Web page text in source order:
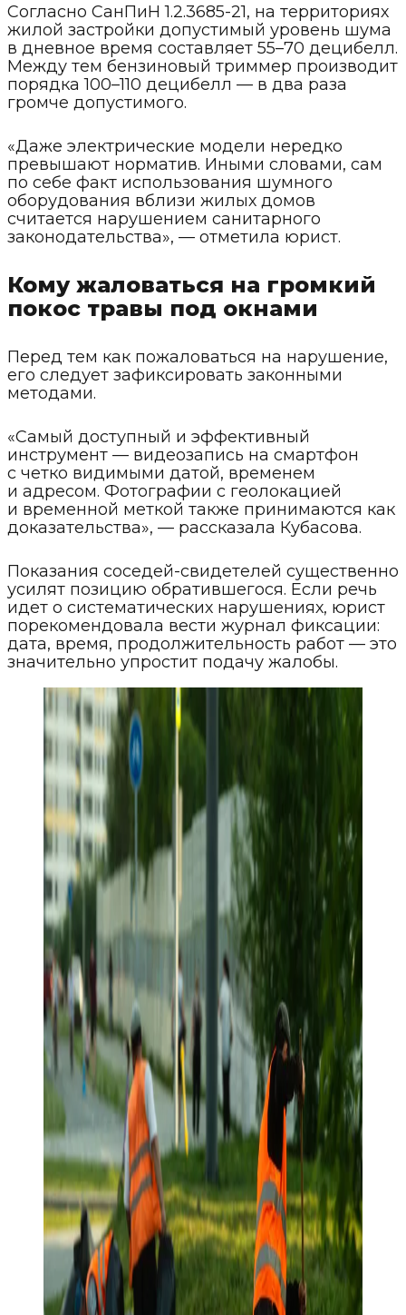
Согласно СанПиН 1.2.3685-21, на территориях
жилой застройки допустимый уровень шума
в дневное время составляет 55–70 децибелл.
Между тем бензиновый триммер производит
порядка 100–110 децибелл — в два раза
громче допустимого.
«Даже электрические модели нередко
превышают норматив. Иными словами, сам
по себе факт использования шумного
оборудования вблизи жилых домов
считается нарушением санитарного
законодательства», — отметила юрист.
Кому жаловаться на громкий
покос травы под окнами
Перед тем как пожаловаться на нарушение,
его следует зафиксировать законными
методами.
«Самый доступный и эффективный
инструмент — видеозапись на смартфон
с четко видимыми датой, временем
и адресом. Фотографии с геолокацией
и временной меткой также принимаются как
доказательства», — рассказала Кубасова.
Показания соседей-свидетелей существенно
усилят позицию обратившегося. Если речь
идет о систематических нарушениях, юрист
порекомендовала вести журнал фиксации:
дата, время, продолжительность работ — это
значительно упростит подачу жалобы.